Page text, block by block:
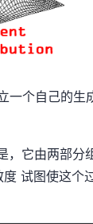
个自己的生
它由两部分
试图使这个